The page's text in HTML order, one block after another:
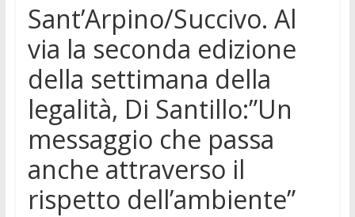
Sant’Arpino/Succivo. Al
via la seconda edizione
della settimana della
legalità, Di Santillo:”Un
messaggio che passa
anche attraverso il
rispetto dell’ambiente”